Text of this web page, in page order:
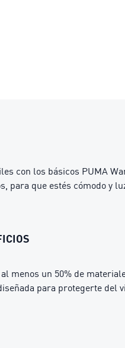
con los básicos PUMA
para que estés cómodo y
menos un 50% de
para protegerte del